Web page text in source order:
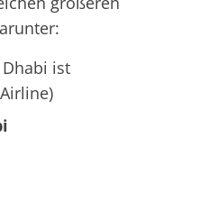
ist